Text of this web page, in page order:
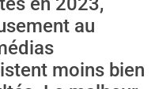
au
moins bien